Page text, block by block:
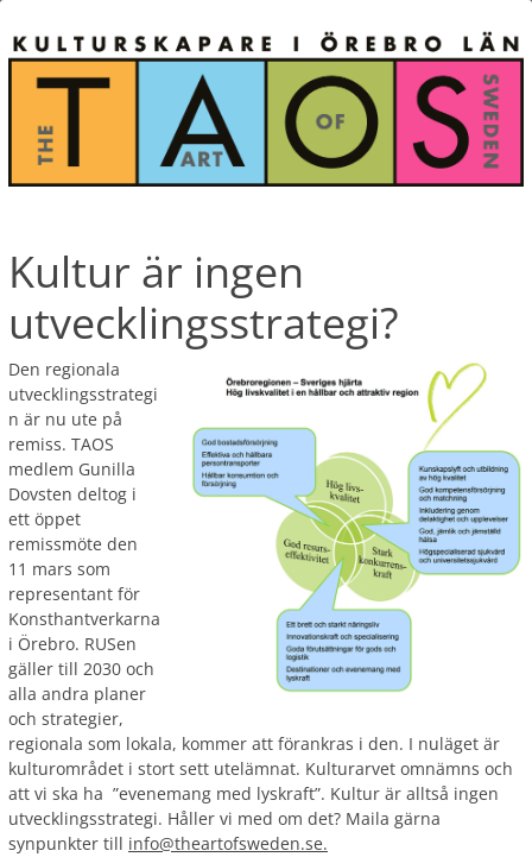
Kultur är ingen
utvecklingsstrategi?
Den regionala
utvecklingsstrategi
n är nu ute på
remiss. TAOS
medlem Gunilla
Dovsten deltog i
ett öppet
remissmöte den
11 mars som
representant för
Konsthantverkarna
i Örebro. RUSen
gäller till 2030 och
alla andra planer
och strategier,
regionala som lokala, kommer att förankras i den. I nuläget är
kulturområdet i stort sett utelämnat. Kulturarvet omnämns och
att vi ska ha ”evenemang med lyskraft”. Kultur är alltså ingen
utvecklingsstrategi. Håller vi med om det? Maila gärna
synpunkter till info@theartofsweden.se.